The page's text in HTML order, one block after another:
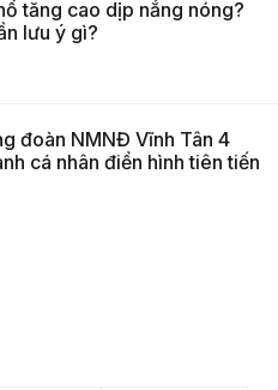
tăng cao dịp nắng nóng?
lưu ý gì?
đoàn NMNĐ Vĩnh Tân 4
cá nhân điển hình tiên tiến